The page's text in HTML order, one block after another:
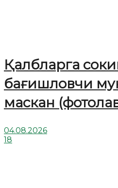
Қалбларга
бағишловчи
маскан
04.08.2026
18